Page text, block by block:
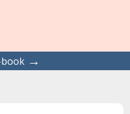
book →